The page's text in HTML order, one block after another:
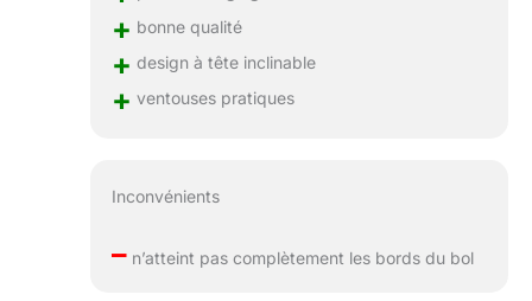
+ bonne qualité
+ design à tête inclinable
+ ventouses pratiques
Inconvénients
–n’atteint pas complètement les bords du bol